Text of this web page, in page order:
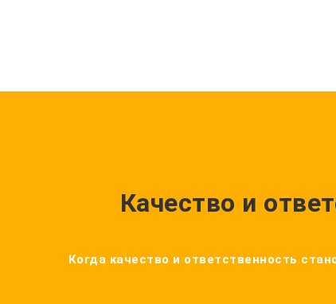
Качество и
Когда качество и ответственность